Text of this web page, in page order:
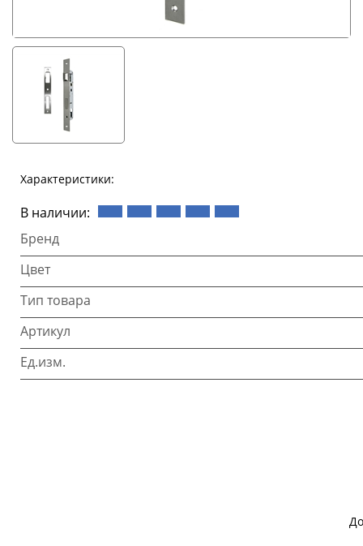
Характеристики:
В наличии:
Бренд
Цвет
Тип товара
Артикул
Ед.изм.